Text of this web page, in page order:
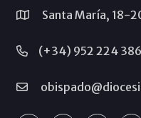
Santa María, 18-
(+34) 952 224 386